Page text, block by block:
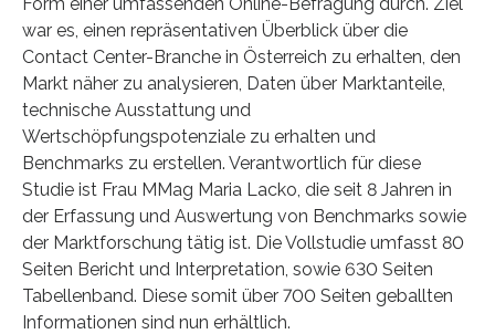
war es, einen repräsentativen Überblick über die
Contact Center-Branche in Österreich zu erhalten, den
Markt näher zu analysieren, Daten über Marktanteile,
technische Ausstattung und
Wertschöpfungspotenziale zu erhalten und
Benchmarks zu erstellen. Verantwortlich für diese
Studie ist Frau MMag Maria Lacko, die seit 8 Jahren in
der Erfassung und Auswertung von Benchmarks sowie
der Marktforschung tätig ist. Die Vollstudie umfasst 80
Seiten Bericht und Interpretation, sowie 630 Seiten
Tabellenband. Diese somit über 700 Seiten geballten
Informationen sind nun erhältlich.